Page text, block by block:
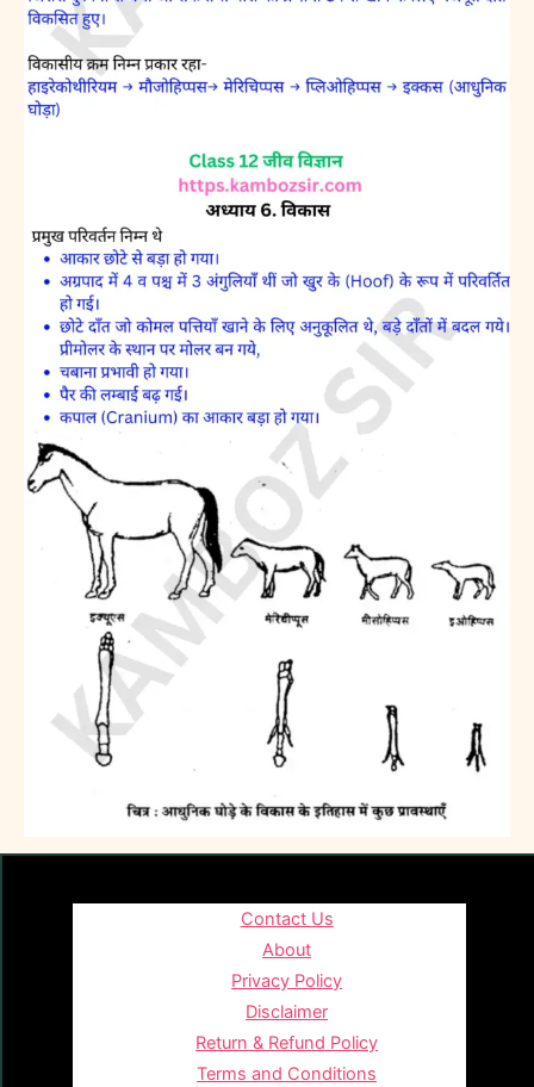
Contact Us
About
Privacy Policy
Disclaimer
Return & Refund Policy
Terms and Conditions